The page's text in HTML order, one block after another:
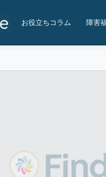
お役立ちコラム 障害